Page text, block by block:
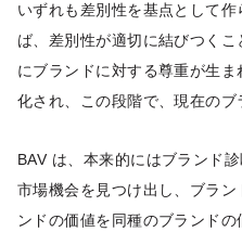
いずれも差別性を基点として
ば、差別性が適切に結びつく
にブランドに対する尊重が生
化され、この段階で、現在のブ
BAV は、本来的にはブランド
市場機会を見つけ出し、ブラ
ンドの価値を同種のブランド